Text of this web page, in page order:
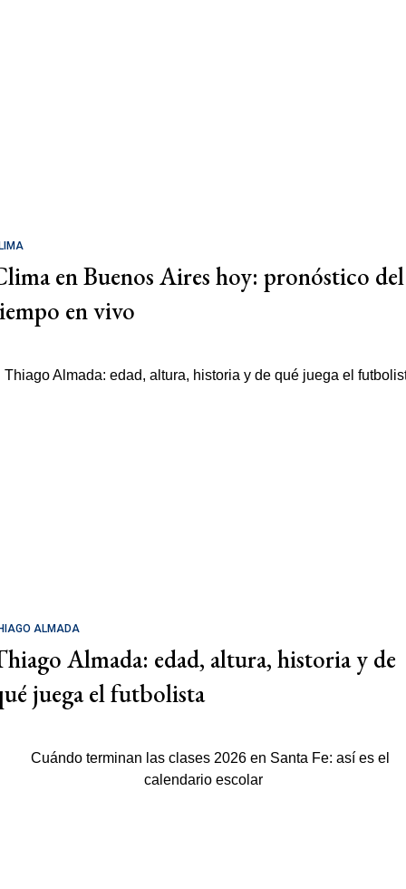
en Buenos Aires hoy: pronóstico del
en vivo
ALMADA
Almada: edad, altura, historia y de
juega el futbolista